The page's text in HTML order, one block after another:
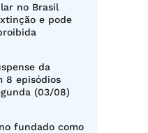
no Brasil
e pode
da
8 episódios
(03/08)
fundado como